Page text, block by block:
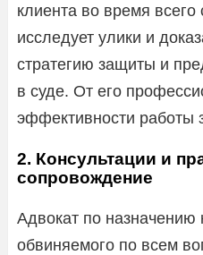
клиента во время
исследует улики и
стратегию защиты и
в суде. От его
эффективности работы
2. Консультации и
сопровождение
Адвокат по назначению
обвиняемого по всем